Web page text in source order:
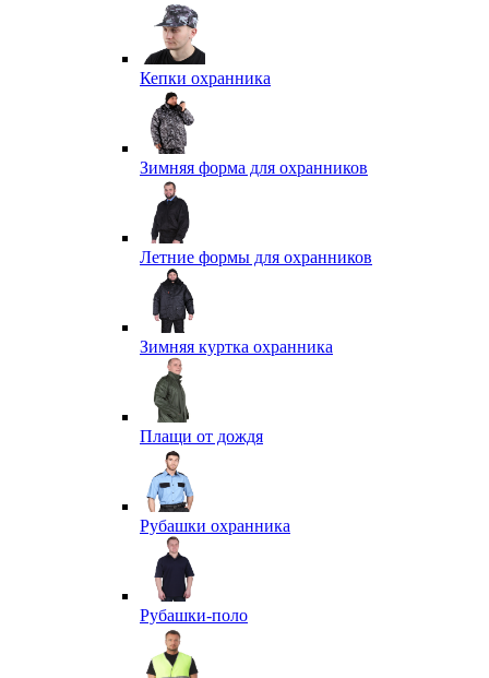
Кепки охранника
Зимняя форма для охранников
Летние формы для охранников
Зимняя куртка охранника
Плащи от дождя
Рубашки охранника
Рубашки-поло